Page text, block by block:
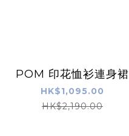
POM 印花恤衫連身裙
HK$1,095.00
HK$2,190.00